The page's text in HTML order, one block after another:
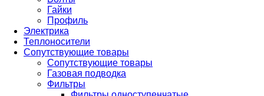
Гайки
Профиль
Электрика
Теплоносители
Сопутствующие товары
Сопутствующие товары
Газовая подводка
Фильтры